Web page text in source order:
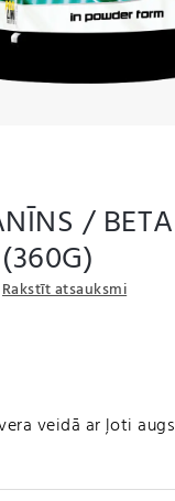
/ BETA
Rakstīt atsauksmi
veidā ar ļoti